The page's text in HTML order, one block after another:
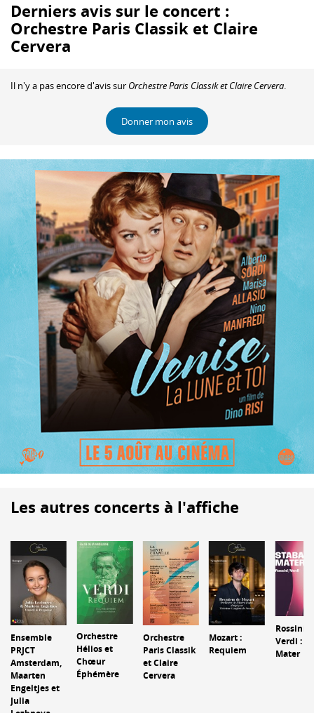
Derniers avis sur le concert :
Orchestre Paris Classik et Claire
Cervera
Il n'y a pas encore d'avis sur Orchestre Paris Classik et Claire Cervera.
Donner mon avis
Les autres concerts à l'affiche
Ensemble
PRJCT
Amsterdam,
Maarten
Engeltjes et
Julia
Orchestre
Hélios et
Chœur
Éphémère
Orchestre
Paris Classik
et Claire
Cervera
Mozart :
Requiem
Rossini /
Verdi :
Mater